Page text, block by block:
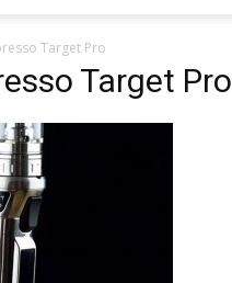
Target Pro
Target Pro